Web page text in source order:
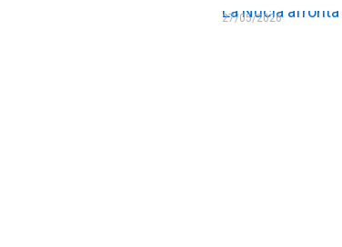
La Nucía
27/05/2026